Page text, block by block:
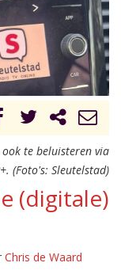
te beluisteren via
(Foto's: Sleutelstad)
(digitale)
Chris de Waard